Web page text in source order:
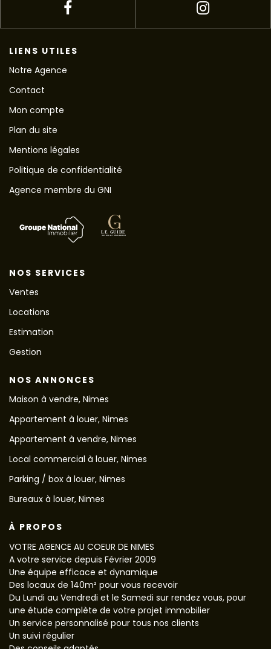
LIENS UTILES
Notre Agence
Contact
Mon compte
Plan du site
Mentions légales
Politique de confidentialité
Agence membre du GNI
NOS SERVICES
Ventes
Locations
Estimation
Gestion
NOS ANNONCES
Maison à vendre, Nimes
Appartement à louer, Nimes
Appartement à vendre, Nimes
Local commercial à louer, Nimes
Parking / box à louer, Nimes
Bureaux à louer, Nimes
À PROPOS
VOTRE AGENCE AU COEUR DE NIMES
A votre service depuis Février 2009
Une équipe efficace et dynamique
Des locaux de 140m² pour vous recevoir
Du Lundi au Vendredi et le Samedi sur rendez vous, pour
une étude complète de votre projet immobilier
Un service personnalisé pour tous nos clients
Un suivi régulier